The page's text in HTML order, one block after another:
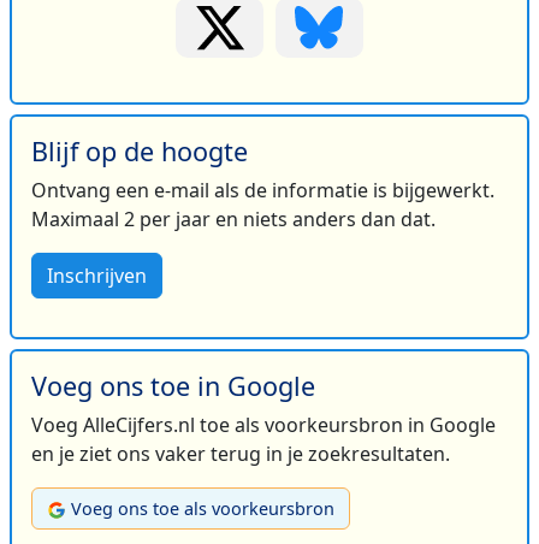
Blijf op de hoogte
Ontvang een e-mail als de informatie is bijgewerkt.
Maximaal 2 per jaar en niets anders dan dat.
Inschrijven
Voeg ons toe in Google
Voeg AlleCijfers.nl toe als voorkeursbron in Google
en je ziet ons vaker terug in je zoekresultaten.
Voeg ons toe als voorkeursbron